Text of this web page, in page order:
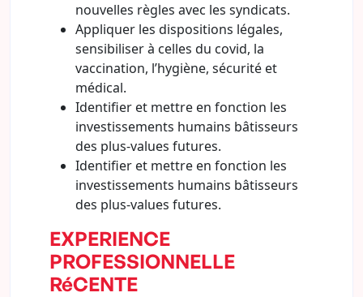
nouvelles règles avec les syndicats.
Appliquer les dispositions légales,
sensibiliser à celles du covid, la
vaccination, l’hygiène, sécurité et
médical.
Identifier et mettre en fonction les
investissements humains bâtisseurs
des plus-values futures.
Identifier et mettre en fonction les
investissements humains bâtisseurs
des plus-values futures.
EXPERIENCE
PROFESSIONNELLE
RéCENTE